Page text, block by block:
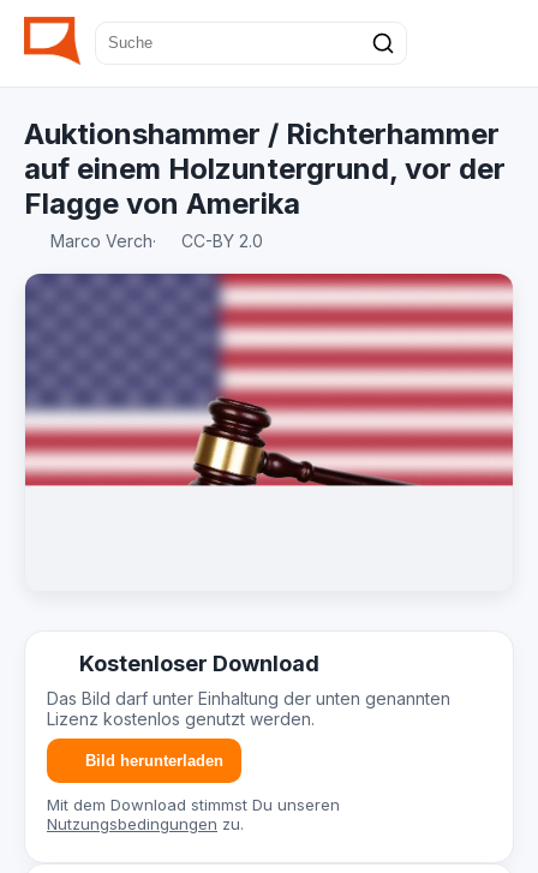
Auktionshammer / Richterhammer
auf einem Holzuntergrund, vor der
Flagge von Amerika
Marco Verch· CC-BY 2.0
Kostenloser Download
Das Bild darf unter Einhaltung der unten genannten
Lizenz kostenlos genutzt werden.
Bild herunterladen
Mit dem Download stimmst Du unseren
Nutzungsbedingungen zu.